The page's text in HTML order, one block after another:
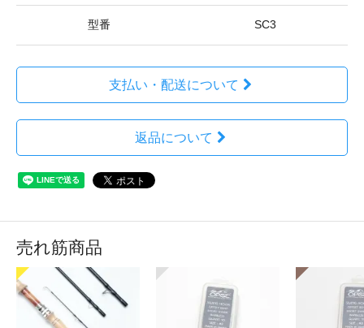
型番 SC3
支払い・配送について
返品について
売れ筋商品